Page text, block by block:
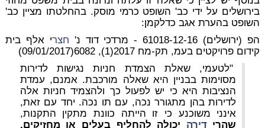
בירושלים על ידי כב' השופט כרמי מוסק. בהחלטתו מציין כב'
השופט בהערת אגב כדלקמן:
הפ (ירושלים) 61018-12-16 - מרדכי דוד נ'
חצרי אלף בית
קידום פרויקטים בעמ, תק-מח 2017(1), 6082(09/01/2017)
"לטעמי, שאלת הצמדת חניות נגישות לדירות
מסוימות בבניין היא שאלה מורכבת. אמנם, עמדת
הנציבות היא כי יש לפעול כך ולהצמיד חניות אלה
לדירות בהן מתגורר נכה, עם תו נכה. יחד עם זאת,
אינני משוכנע כי זו הייתה כוונת מתקין התקנות,
שהרידירה יכולה להחליף בעלים או מחזיקים.